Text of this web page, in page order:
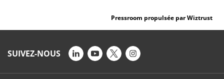
Pressroom propulsée par Wiztrust
SUIVEZ-NOUS